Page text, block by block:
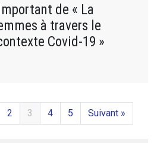
de « La
à travers le
Covid-19 »
2 3 4 5 Suivant »